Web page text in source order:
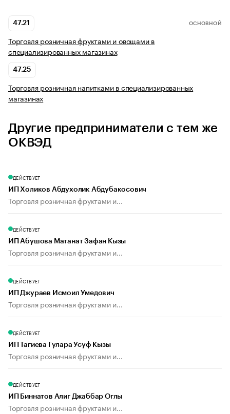
47.21 ОСНОВНОЙ
Торговля розничная фруктами и овощами в
специализированных магазинах
47.25
Торговля розничная напитками в специализированных
магазинах
Другие предприниматели с тем же
ОКВЭД
ДЕЙСТВУЕТ
ИП Холиков Абдухолик Абдубакосович
Торговля розничная фруктами и...
ДЕЙСТВУЕТ
ИП Абушова Матанат Зафан Кызы
Торговля розничная фруктами и...
ДЕЙСТВУЕТ
ИП Джураев Исмоил Умедович
Торговля розничная фруктами и...
ДЕЙСТВУЕТ
ИП Тагиева Гулара Усуф Кызы
Торговля розничная фруктами и...
ДЕЙСТВУЕТ
ИП Биннатов Алиг Джаббар Оглы
Торговля розничная фруктами и...